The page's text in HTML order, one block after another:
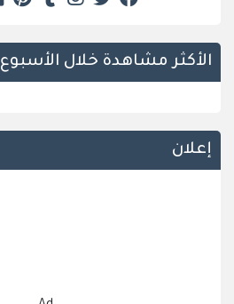
الأكثر مشاهدة خلال الأسبوع
إعلان